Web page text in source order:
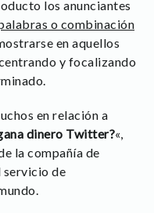
los anunciantes
o combinación
en aquellos
y focalizando
en relación a
dinero Twitter?«,
la compañía de
servicio de